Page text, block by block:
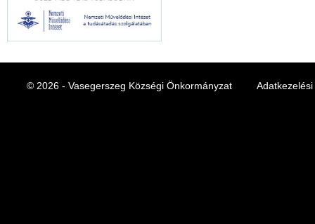
© 2026 - Vasegerszeg Községi Önkormányzat